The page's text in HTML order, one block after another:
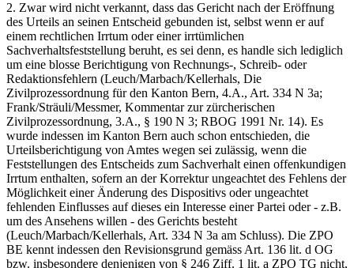
2. Zwar wird nicht verkannt, dass das Gericht nach der Eröffnung
des Urteils an seinen Entscheid gebunden ist, selbst wenn er auf
einem rechtlichen Irrtum oder einer irrtümlichen
Sachverhaltsfeststellung beruht, es sei denn, es handle sich lediglich
um eine blosse Berichtigung von Rechnungs-, Schreib- oder
Redaktionsfehlern (Leuch/Marbach/Kellerhals, Die
Zivilprozessordnung für den Kanton Bern, 4.A., Art. 334 N 3a;
Frank/Sträuli/Messmer, Kommentar zur zürcherischen
Zivilprozessordnung, 3.A., § 190 N 3; RBOG 1991 Nr. 14). Es
wurde indessen im Kanton Bern auch schon entschieden, die
Urteilsberichtigung von Amtes wegen sei zulässig, wenn die
Feststellungen des Entscheids zum Sachverhalt einen offenkundigen
Irrtum enthalten, sofern an der Korrektur ungeachtet des Fehlens der
Möglichkeit einer Änderung des Dispositivs oder ungeachtet
fehlenden Einflusses auf dieses ein Interesse einer Partei oder - z.B.
um des Ansehens willen - des Gerichts besteht
(Leuch/Marbach/Kellerhals, Art. 334 N 3a am Schluss). Die ZPO
BE kennt indessen den Revisionsgrund gemäss Art. 136 lit. d OG
bzw. insbesondere denjenigen von § 246 Ziff. 1 lit. a ZPO TG nicht,